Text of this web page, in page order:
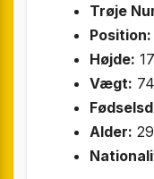
Trøje
Position:
Højde:
Vægt:
Alder: